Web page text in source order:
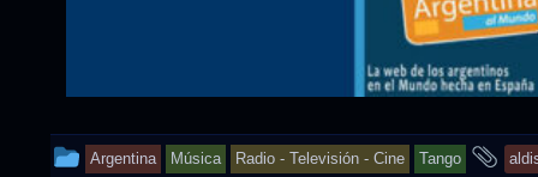
This
Argentina Música Radio - Televisión - Cine Tango